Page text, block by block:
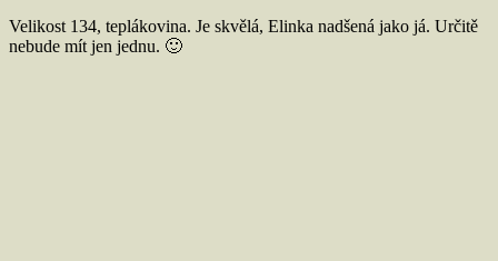
Velikost 134, teplákovina. Je skvělá, Elinka nadšená jako já. Určitě
nebude mít jen jednu. 🙂